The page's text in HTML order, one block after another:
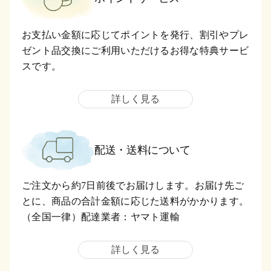
お支払い金額に応じてポイントを発行、割引やプレ
ゼント品交換にご利用いただけるお得な特典サービ
スです。
詳しく見る
配送・送料について
ご注文から約7日前後でお届けします。お届け先ご
とに、商品の合計金額に応じた送料がかかります。
（全国一律）配達業者：ヤマト運輸
詳しく見る